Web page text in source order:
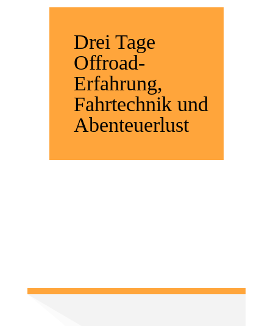
Drei Tage
Offroad-
Erfahrung,
Fahrtechnik und
Abenteuerlust